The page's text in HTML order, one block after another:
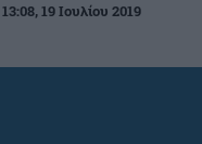
13:08, 19 Ιουλίου 2019